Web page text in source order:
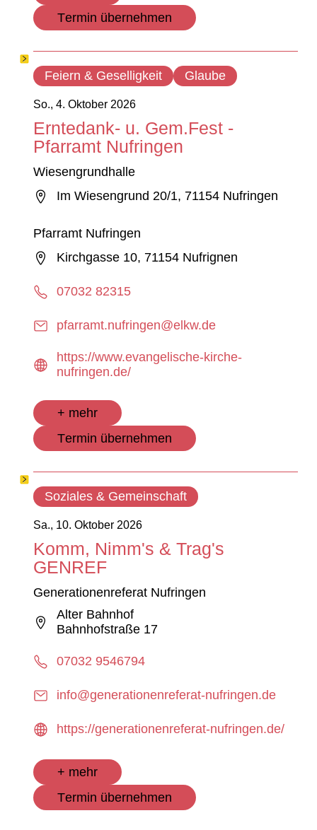
Termin übernehmen
So., 4. Oktober 2026
Erntedank- u. Gem.Fest -
Pfarramt Nufringen
Wiesengrundhalle
Im Wiesengrund 20/1, 71154 Nufringen
Pfarramt Nufringen
Kirchgasse 10, 71154 Nufrignen
07032 82315
pfarramt.nufringen@elkw.de
https://www.evangelische-kirche-
nufringen.de/
+ mehr
Termin übernehmen
Feiern & Geselligkeit Glaube
Sa., 10. Oktober 2026
Komm, Nimm's & Trag's
GENREF
Generationenreferat Nufringen
Alter Bahnhof
Bahnhofstraße 17
07032 9546794
info@generationenreferat-nufringen.de
https://generationenreferat-nufringen.de/
+ mehr
Termin übernehmen
Soziales & Gemeinschaft